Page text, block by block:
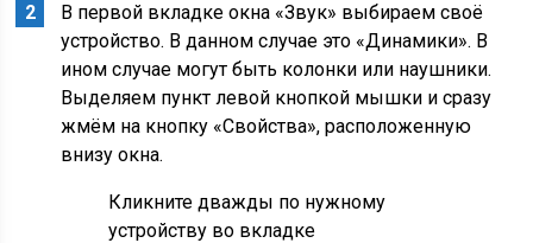
В первой вкладке окна «Звук» выбираем своё
устройство. В данном случае это «Динамики». В
ином случае могут быть колонки или наушники.
Выделяем пункт левой кнопкой мышки и сразу
жмём на кнопку «Свойства», расположенную
внизу окна.
Кликните дважды по нужному
устройству во вкладке